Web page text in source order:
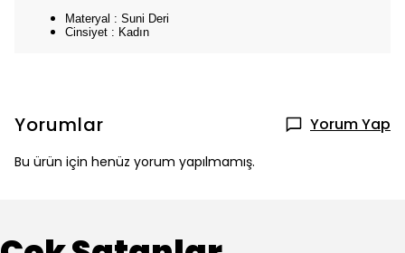
Materyal : Suni Deri
Cinsiyet : Kadın
Yorumlar Yorum Yap
Bu ürün için henüz yorum yapılmamış.